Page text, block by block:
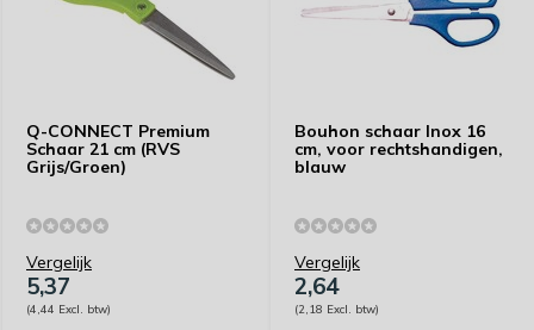
Q-CONNECT Premium
Schaar 21 cm (RVS
Grijs/Groen)
Vergelijk
5,37
(4,44 Excl. btw)
Bouhon schaar Inox 16
cm, voor rechtshandigen,
blauw
Vergelijk
2,64
(2,18 Excl. btw)